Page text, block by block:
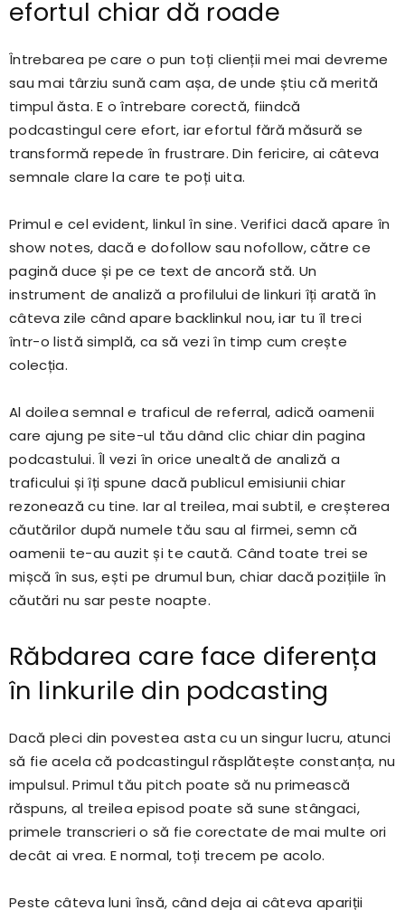
efortul chiar dă roade
Întrebarea pe care o pun toți clienții mei mai devreme
sau mai târziu sună cam așa, de unde știu că merită
timpul ăsta. E o întrebare corectă, fiindcă
podcastingul cere efort, iar efortul fără măsură se
transformă repede în frustrare. Din fericire, ai câteva
semnale clare la care te poți uita.
Primul e cel evident, linkul în sine. Verifici dacă apare în
show notes, dacă e dofollow sau nofollow, către ce
pagină duce și pe ce text de ancoră stă. Un
instrument de analiză a profilului de linkuri îți arată în
câteva zile când apare backlinkul nou, iar tu îl treci
într-o listă simplă, ca să vezi în timp cum crește
colecția.
Al doilea semnal e traficul de referral, adică oamenii
care ajung pe site-ul tău dând clic chiar din pagina
podcastului. Îl vezi în orice unealtă de analiză a
traficului și îți spune dacă publicul emisiunii chiar
rezonează cu tine. Iar al treilea, mai subtil, e creșterea
căutărilor după numele tău sau al firmei, semn că
oamenii te-au auzit și te caută. Când toate trei se
mișcă în sus, ești pe drumul bun, chiar dacă pozițiile în
căutări nu sar peste noapte.
Răbdarea care face diferența
în linkurile din podcasting
Dacă pleci din povestea asta cu un singur lucru, atunci
să fie acela că podcastingul răsplătește constanța, nu
impulsul. Primul tău pitch poate să nu primească
răspuns, al treilea episod poate să sune stângaci,
primele transcrieri o să fie corectate de mai multe ori
decât ai vrea. E normal, toți trecem pe acolo.
Peste câteva luni însă, când deja ai câteva apariții